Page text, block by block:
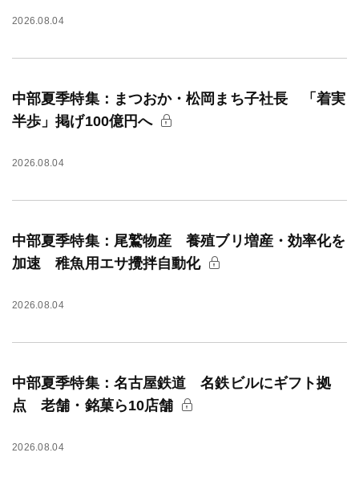
2026.08.04
中部夏季特集：まつおか・松岡まち子社長 「着実
半歩」掲げ100億円へ
2026.08.04
中部夏季特集：尾鷲物産 養殖ブリ増産・効率化を
加速 稚魚用エサ攪拌自動化
2026.08.04
中部夏季特集：名古屋鉄道 名鉄ビルにギフト拠
点 老舗・銘菓ら10店舗
2026.08.04